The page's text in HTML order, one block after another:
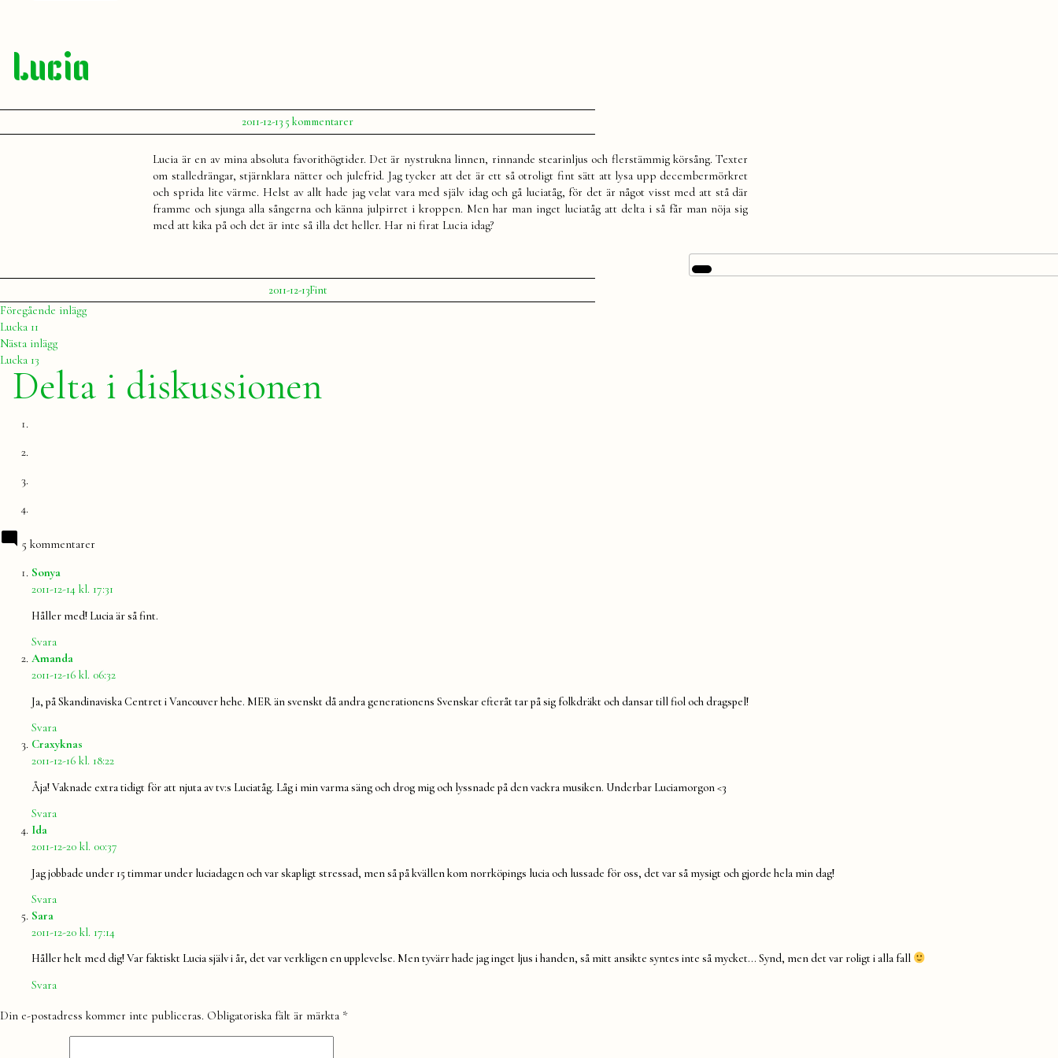
Lucia
Publicerat
av
Julia
2011-12-13 5 kommentarertill
Lucia
Lucia är en av mina absoluta favorithögtider. Det är nystrukna linnen, rinnande stearinljus och flerstämmig körsång. Texter
om stalledrängar, stjärnklara nätter och julefrid. Jag tycker att det är ett så otroligt fint sätt att lysa upp decembermörkret
och sprida lite värme. Helst av allt hade jag velat vara med själv idag och gå luciatåg, för det är något visst med att stå där
framme och sjunga alla sångerna och känna julpirret i kroppen. Men har man inget luciatåg att delta i så får man nöja sig
med att kika på och det är inte så illa det heller. Har ni firat Lucia idag?
Publicerat
av
Julia
2011-12-13Publicerat
i
Fint
Inläggsnavigering
Föregående inläggFöregående
Lucka 11
Nästa inläggNästa
Lucka 13
Delta i diskussionen
5 kommentarer
Sonya
2011-12-14 kl. 17:31
Håller med! Lucia är så fint.
Svara
Amanda
2011-12-16 kl. 06:32
Ja, på Skandinaviska Centret i Vancouver hehe. MER än svenskt då andra generationens Svenskar efteråt tar på sig folkdräkt och dansar till fiol och dragspel!
Svara
Craxyknas
2011-12-16 kl. 18:22
Åja! Vaknade extra tidigt för att njuta av tv:s Luciatåg. Låg i min varma säng och drog mig och lyssnade på den vackra musiken. Underbar Luciamorgon <3
Svara
Ida
2011-12-20 kl. 00:37
Jag jobbade under 15 timmar under luciadagen och var skapligt stressad, men så på kvällen kom norrköpings lucia och lussade för oss, det var så mysigt och gjorde hela min dag!
Svara
Sara
2011-12-20 kl. 17:14
Håller helt med dig! Var faktiskt Lucia själv i år, det var verkligen en upplevelse. Men tyvärr hade jag inget ljus i handen, så mitt ansikte syntes inte så mycket… Synd, men det var roligt i alla fall
Svara
Lämna
Din e-postadress kommer inte publiceras. Obligatoriska fält är märkta *